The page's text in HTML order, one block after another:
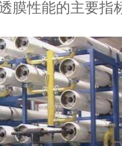
膜性能的主要指